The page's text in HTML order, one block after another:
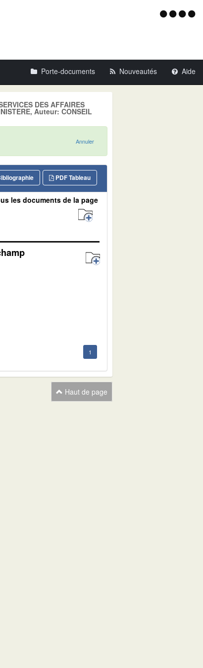
Menu
Porte-documents Nouveautés Aide
DES AFFAIRES
Auteur: CONSEIL
Annuler
PDF Tableau
les documents de la page
1
Haut de page